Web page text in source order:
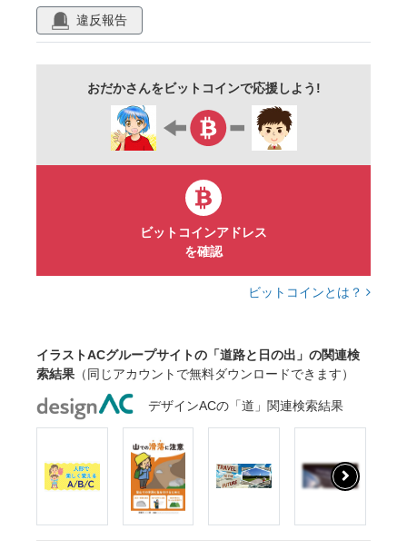
壁紙 まぶしい
環境 広々 バックグラウンド 挿し絵
違反報告
おだかさんをビットコインで応援しよう!
ビットコインアドレス
を確認
ビットコインとは？
イラストACグループサイトの「道路と日の出」の関連検
索結果 （同じアカウントで無料ダウンロードできます）
デザインACの「道」関連検索結果